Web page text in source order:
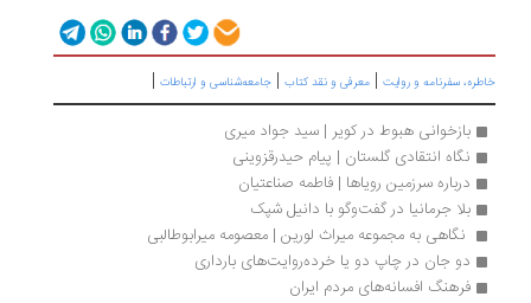
سفرنامه‌ و روایت|معرفی و نقد کتاب|جامعه‌شناسی و ارتباطات |
بازخوانی هبوط در کویر | سید جواد میری
نگاه انتقادی گلستان | پیام حیدرقزوینی
درباره سرزمین رویاها | فاطمه صناعتیان
بلا جرمانیا در گفت‌وگو با دانیل شپک
نگاهی به مجموعه میراث لورین | معصومه میرابوطالبی
دو جان در چاپ دو یا خرده‌روایت‌های بارداری
فرهنگ افسانه‌های مردم ایران